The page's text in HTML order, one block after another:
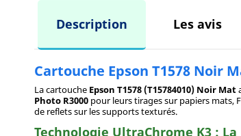
Description Les avis
Cartouche Epson T1578 Noir
La cartouche Epson T1578 (T15784010) Noir Mat
Photo R3000 pour leurs tirages sur papiers mats,
de reflets sur les supports texturés.
Technologie UltraChrome K3 :